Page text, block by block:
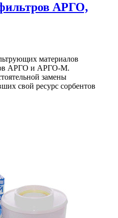
АРГО,
материалов
АРГО и АРГО-М.
замены
свой ресурс сорбентов